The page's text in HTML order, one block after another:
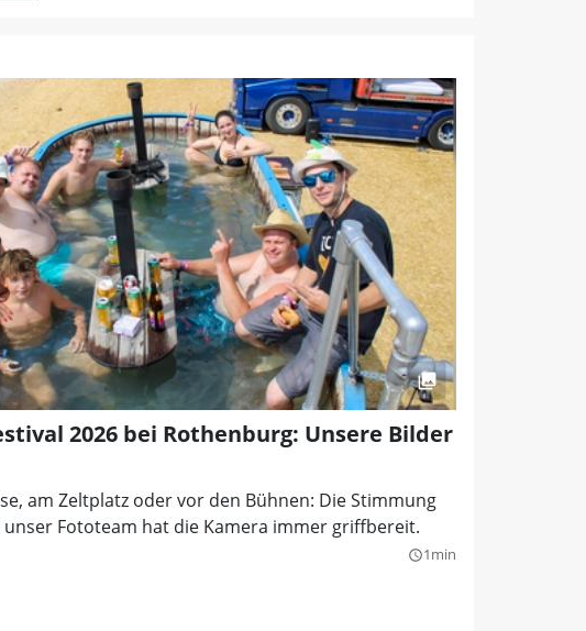
2026 bei Rothenburg: Unsere Bilder
am Zeltplatz oder vor den Bühnen: Die Stimmung
Fototeam hat die Kamera immer griffbereit.
query_builder1min